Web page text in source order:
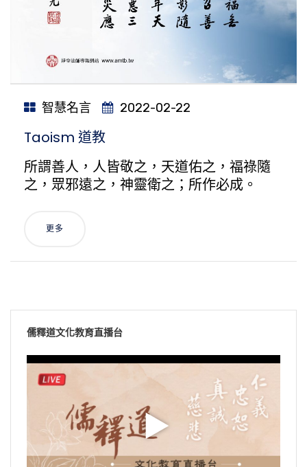
智慧名言 2022-02-22
Taoism 道教
所謂善人，人皆敬之，天道佑之，福祿隨
之，眾邪遠之，神靈衛之；所作必成。
更多
儒釋道文化教育直播台